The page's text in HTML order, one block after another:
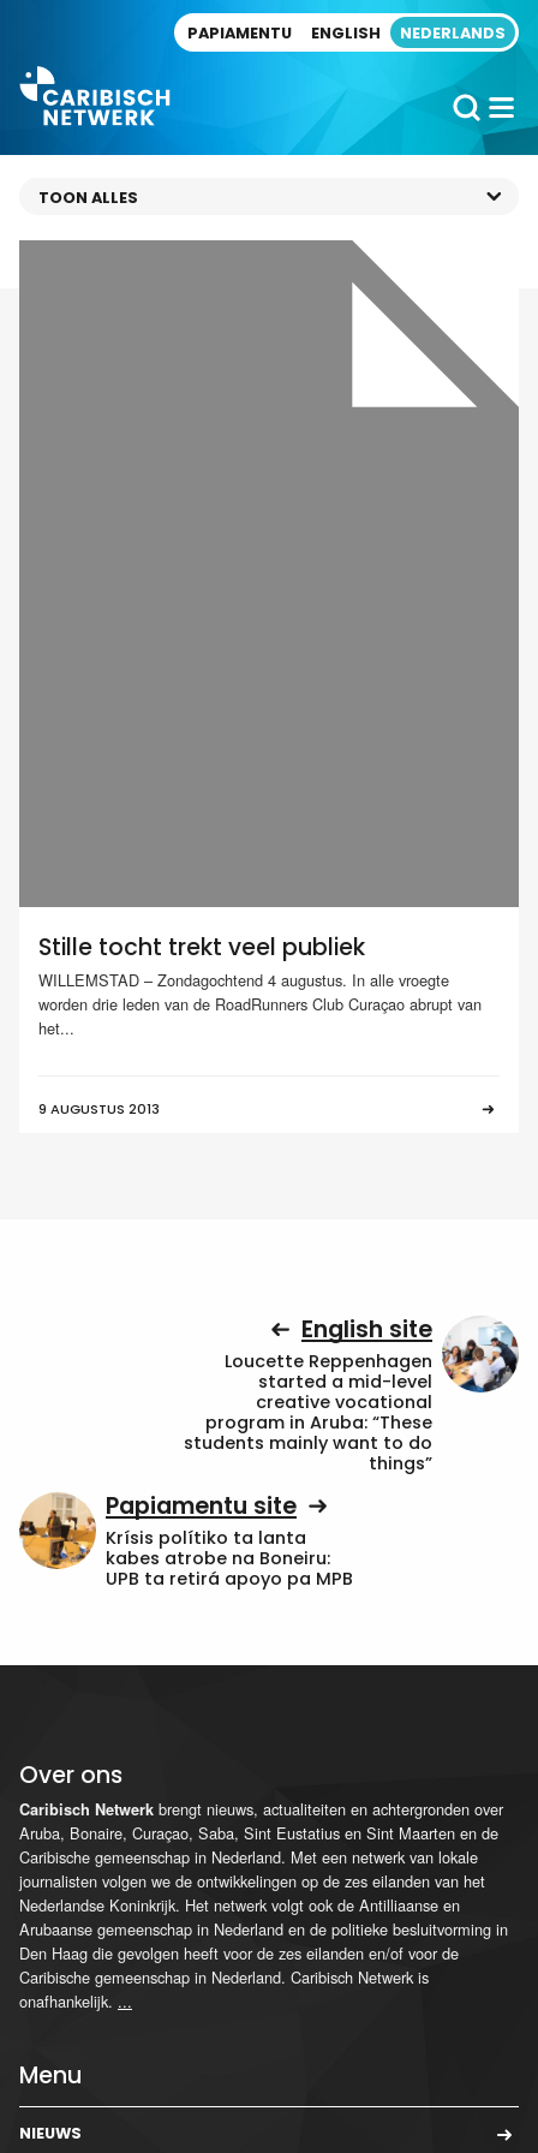
PAPIAMENTU ENGLISH NEDERLANDS
Stille tocht trekt veel publiek
WILLEMSTAD – Zondagochtend 4 augustus. In alle vroegte
worden drie leden van de RoadRunners Club Curaçao abrupt van
het...
9 AUGUSTUS 2013
English site
Loucette Reppenhagen
started a mid-level
creative vocational
program in Aruba: “These
students mainly want to do
things”
Papiamentu site
Krísis polítiko ta lanta
kabes atrobe na Boneiru:
UPB ta retirá apoyo pa MPB
Over ons
Caribisch Netwerk brengt nieuws, actualiteiten en achtergronden over
Aruba, Bonaire, Curaçao, Saba, Sint Eustatius en Sint Maarten en de
Caribische gemeenschap in Nederland. Met een netwerk van lokale
journalisten volgen we de ontwikkelingen op de zes eilanden van het
Nederlandse Koninkrijk. Het netwerk volgt ook de Antilliaanse en
Arubaanse gemeenschap in Nederland en de politieke besluitvorming in
Den Haag die gevolgen heeft voor de zes eilanden en/of voor de
Caribische gemeenschap in Nederland. Caribisch Netwerk is
onafhankelijk. ...
Menu
NIEUWS